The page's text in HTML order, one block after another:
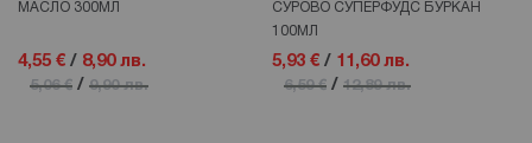
МАСЛО 300МЛ
4,55 € / 8,90 лв.
5,06 € / 9,90 лв.
СУРОВО СУПЕРФУДС БУРКАН
100МЛ
5,93 € / 11,60 лв.
6,59 € / 12,89 лв.